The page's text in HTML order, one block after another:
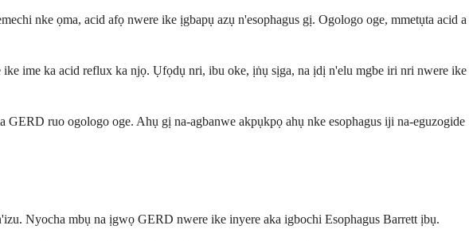
nke ọma, acid afọ nwere ike ịgbapụ azụ n'esophagus gị. Ogologo oge, mmetụta acid a
ime ka acid reflux ka njọ. Ụfọdụ nri, ibu oke, ịṅụ sịga, na ịdị n'elu mgbe iri nri nwere ike
ruo ogologo oge. Ahụ gị na-agbanwe akpụkpọ ahụ nke esophagus iji na-eguzogide
Nyocha mbụ na ịgwọ GERD nwere ike inyere aka igbochi Esophagus Barrett ịbụ.